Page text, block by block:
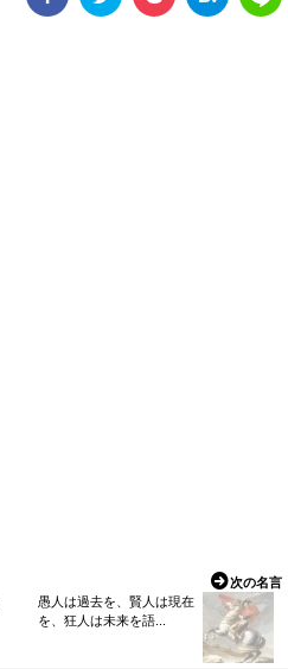
次の名言
愚人は過去を、賢人は現在
を、狂人は未来を語...